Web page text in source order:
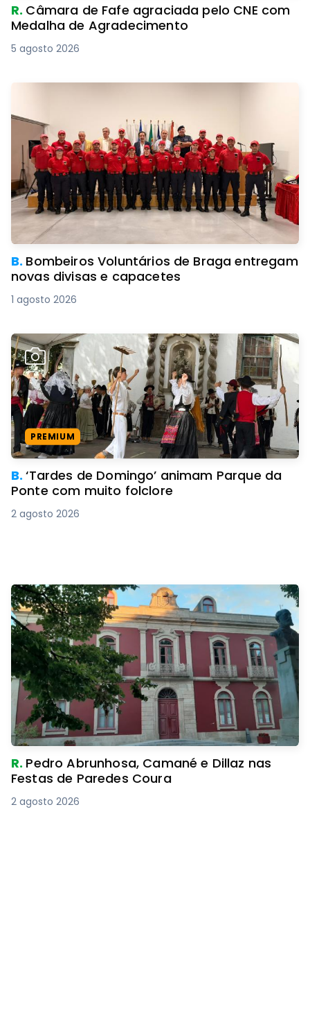
R. Câmara de Fafe agraciada pelo CNE com
Medalha de Agradecimento
5 agosto 2026
B. Bombeiros Voluntários de Braga entregam
novas divisas e capacetes
1 agosto 2026
PREMIUM
B.‘Tardes de Domingo’ animam Parque da
Ponte com muito folclore
2 agosto 2026
R. Pedro Abrunhosa, Camané e Dillaz nas
Festas de Paredes Coura
2 agosto 2026